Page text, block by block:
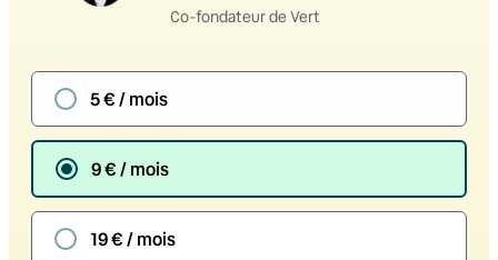
Co-fondateur de Vert
5 € / mois
9 € / mois
19 € / mois